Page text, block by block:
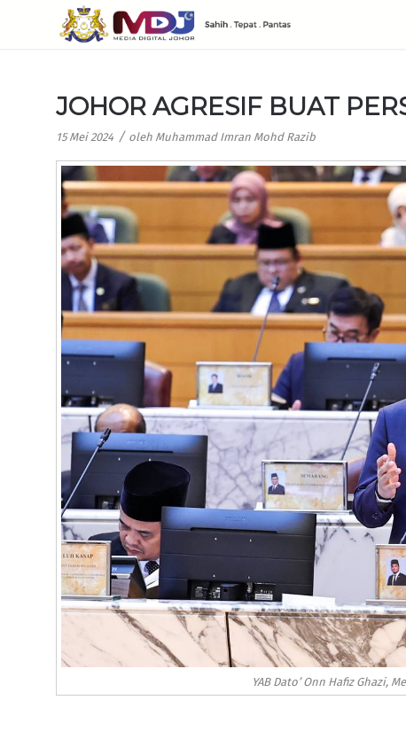
JOHOR AGRESIF BUAT
15 Mei 2024 / oleh Muhammad Imran Mohd Razib
YAB Dato’ Onn Hafiz Ghazi,